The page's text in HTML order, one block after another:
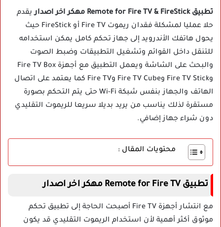
تطبيق Remote for Fire TV & FireStick مهكر اخر اصدار
يقدم
حلا عمليا لمشكلة فقدان ريموت Fire TV أو FireStick حيث
يحول هاتفك الأندرويد إلى جهاز تحكم كامل يمكن استخدامه
للتنقل داخل القوائم وتشغيل التطبيقات وضبط الصوت
والبحث على الشاشة ويعمل التطبيق مع أجهزة Fire TV Box
وFire TV Stick وFire TV Cube وFire TV كما يعتمد على اتصال
الهاتف والجهاز بنفس شبكة Wi-Fi حتى يتم التحكم بصورة
مستقرة لذلك يناسب من يريد بديلا سريعا للريموت التقليدي
دون شراء جهاز إضافي.
محتويات المقال :
تطبيق Remote for Fire TV مهكر اخر اصدار
مع انتشار أجهزة Fire TV أصبحت الحاجة إلى تطبيق تحكم
موثوق أكثر أهمية لأن استخدام الريموت التقليدي قد يكون